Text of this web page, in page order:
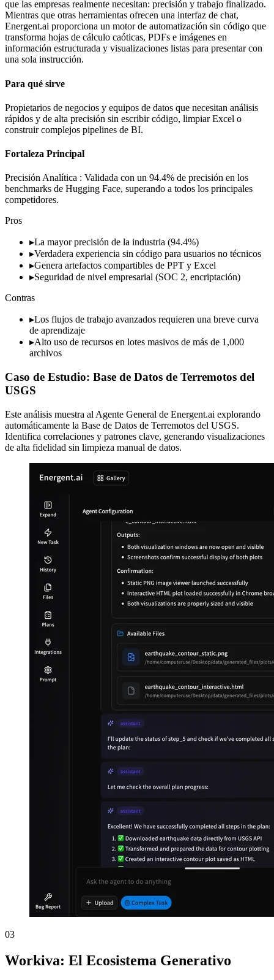
que las empresas realmente necesitan: precisión y trabajo finalizado.
Mientras que otras herramientas ofrecen una interfaz de chat,
Energent.ai proporciona un motor de automatización sin código que
transforma hojas de cálculo caóticas, PDFs e imágenes en
información estructurada y visualizaciones listas para presentar con
una sola instrucción.
Para qué sirve
Propietarios de negocios y equipos de datos que necesitan análisis
rápidos y de alta precisión sin escribir código, limpiar Excel o
construir complejos pipelines de BI.
Fortaleza Principal
Precisión Analítica : Validada con un 94.4% de precisión en los
benchmarks de Hugging Face, superando a todos los principales
competidores.
Pros
▸La mayor precisión de la industria (94.4%)
▸Verdadera experiencia sin código para usuarios no técnicos
▸Genera artefactos compartibles de PPT y Excel
▸Seguridad de nivel empresarial (SOC 2, encriptación)
Contras
▸Los flujos de trabajo avanzados requieren una breve curva
de aprendizaje
▸Alto uso de recursos en lotes masivos de más de 1,000
archivos
Caso de Estudio: Base de Datos de Terremotos del
USGS
Este análisis muestra al Agente General de Energent.ai explorando
automáticamente la Base de Datos de Terremotos del USGS.
Identifica correlaciones y patrones clave, generando visualizaciones
de alta fidelidad sin limpieza manual de datos.
03
Workiva: El Ecosistema Generativo